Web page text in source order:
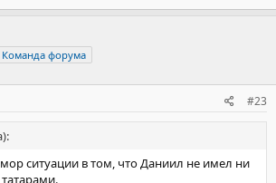
Команда форума
#23
ситуации в том, что Даниил не имел ни